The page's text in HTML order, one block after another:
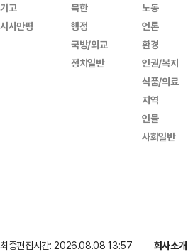
기고
시사만평
북한
행정
국방/외교
정치일반
노동
언론
환경
인권/복지
식품/의료
지역
인물
사회일반
최종편집시간: 2026.08.08 13:57 회사소개